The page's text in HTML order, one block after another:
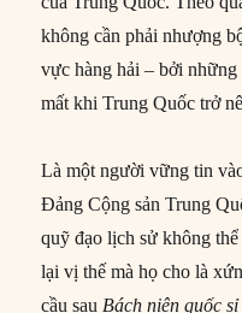
không cần phải nhượng
vực hàng hải – bởi những
mất khi Trung Quốc trở
Là một người vững tin
Đảng Cộng sản Trung
quỹ đạo lịch sử không
lại vị thế mà họ cho là
cầu sauBách niên quốc sỉ